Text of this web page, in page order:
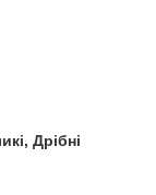
Дрібні